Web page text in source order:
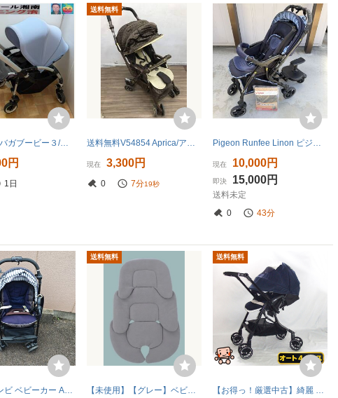
bugaboo3バガブービー３/１～３６カ月/両対面/洗濯済
円
1日
送料無料
現在 3,300円
0 7分17秒
現在 10,000円
即決 15,000円
送料未定
0
42分58秒
送料無料
【未使用】【グレー】ベビーカー クッション シート サポート チャイルドシートにも【 新生児にどうぞ】
送料無料